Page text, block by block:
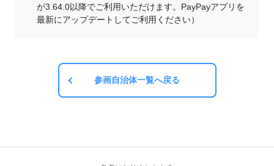
が3.64.0以降でご利用いただけます。PayPayアプリを
最新にアップデートしてご利用ください）
参画自治体一覧へ戻る